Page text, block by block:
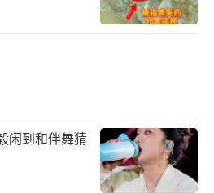
闲到和伴舞猜